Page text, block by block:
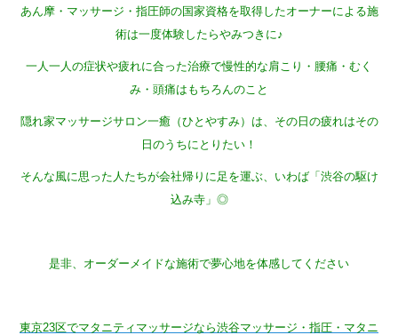
あん摩・マッサージ・指圧師の国家資格を取得したオーナーによる施
術は一度体験したらやみつきに♪
一人一人の症状や疲れに合った治療で慢性的な肩こり・腰痛・むく
み・頭痛はもちろんのこと
隠れ家マッサージサロン一癒（ひとやすみ）は、その日の疲れはその
日のうちにとりたい！
そんな風に思った人たちが会社帰りに足を運ぶ、いわば「渋谷の駆け
込み寺」◎
是非、オーダーメイドな施術で夢心地を体感してください
東京23区でマタニティマッサージなら渋谷マッサージ・指圧・マタニ